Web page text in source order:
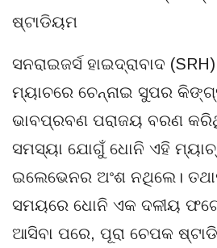
ଷ୍ଟାଡିୟମ
ସନରାଇଜର୍ସ ହାଇଦ୍ରାବାଦ
ମ୍ୟାଚରେ ଚେନ୍ନାଇ ସୁପର
ଭାବପ୍ରବଣ ପରାଜୟ ବରଣ
ସମସ୍ୟା ଯୋଗୁଁ ଧୋନି ଏହି
ଇଲେଭେନର ଅଂଶ ନଥିଲେ।
ସମୟରେ ଧୋନି ଏକ ଦଳୀୟ
ଆସିବା ପରେ, ପୂରା ଚେପକ